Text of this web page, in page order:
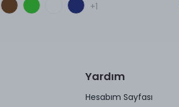
+1
Yardım
Hesabım Sayfası